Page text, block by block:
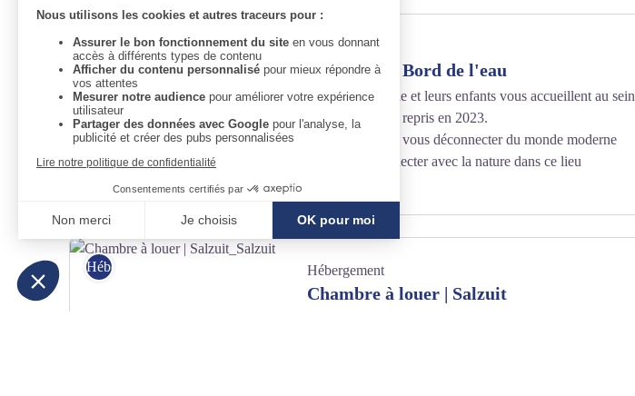
Camping Lafayette_Chavaniac-Lafayette - Pixabay
Hébergement Hébergement
Camping Ô Bord de l'eau
Jérémy et Coralie et leurs enfants vous accueillent au sein
de leur camping repris en 2023.
Préparez-vous à vous déconnecter du monde moderne
et à vous reconnecter avec la nature dans ce lieu
Hébergement Hébergement
Chambre à louer | Salzuit